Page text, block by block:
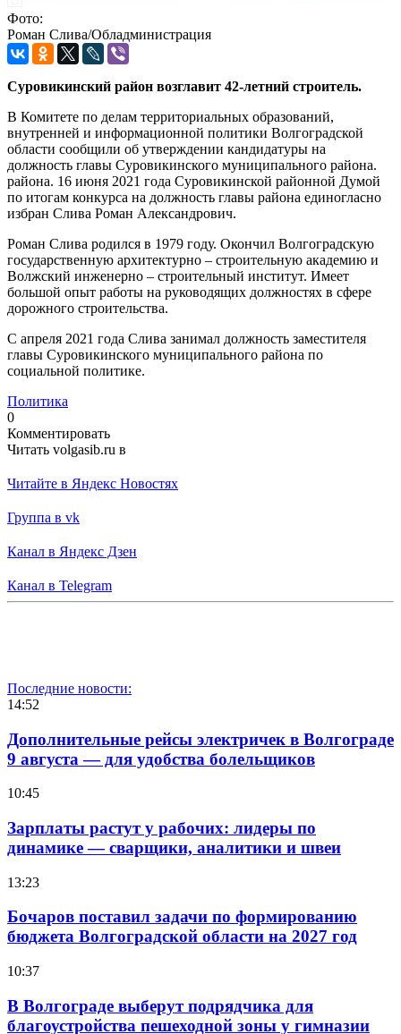
Фото:
Роман Слива/Обладминистрация
Суровикинский район возглавит 42-летний строитель.
В Комитете по делам территориальных образований,
внутренней и информационной политики Волгоградской
области сообщили об утверждении кандидатуры на
должность главы Суровикинского муниципального района.
района. 16 июня 2021 года Суровикинской районной Думой
по итогам конкурса на должность главы района единогласно
избран Слива Роман Александрович.
Роман Слива родился в 1979 году. Окончил Волгоградскую
государственную архитектурно – строительную академию и
Волжский инженерно – строительный институт. Имеет
большой опыт работы на руководящих должностях в сфере
дорожного строительства.
С апреля 2021 года Слива занимал должность заместителя
главы Суровикинского муниципального района по
социальной политике.
Политика
0
Комментировать
Читать volgasib.ru в
Читайте в Яндекс Новостях
Группа в vk
Канал в Яндекс Дзен
Канал в Telegram
Последние новости:
14:52
Дополнительные рейсы электричек в Волгограде
9 августа — для удобства болельщиков
10:45
Зарплаты растут у рабочих: лидеры по
динамике — сварщики, аналитики и швеи
13:23
Бочаров поставил задачи по формированию
бюджета Волгоградской области на 2027 год
10:37
В Волгограде выберут подрядчика для
благоустройства пешеходной зоны у гимназии